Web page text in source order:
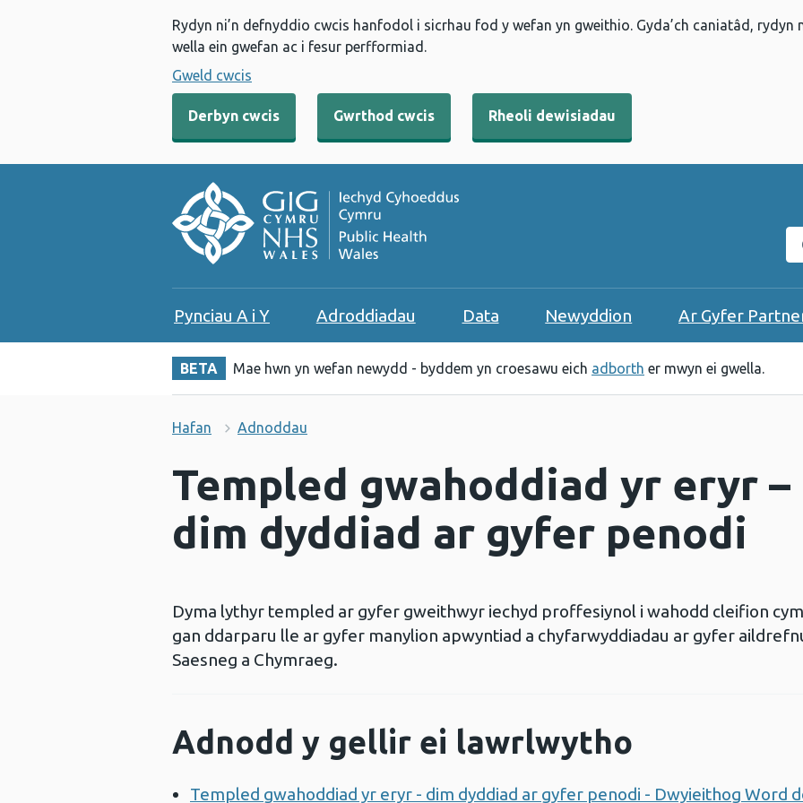
Rydyn ni’n defnyddio cwcis hanfodol i sicrhau fod y wefan yn gweithio. Gyda’ch caniatâd,
wella ein gwefan ac i fesur perfformiad.
Gweld cwcis
Derbyn cwcis Gwrthod cwcis Rheoli dewisiadau
Pynciau A i Y Adroddiadau Data Newyddion Ar Gyfer
BETA Mae hwn yn wefan newydd - byddem yn croesawu eich adborth er mwyn ei gwella.
Hafan Adnoddau
Templed gwahoddiad yr eryr –
dim dyddiad ar gyfer penodi
Dyma lythyr templed ar gyfer gweithwyr iechyd proffesiynol i wahodd cleifion
gan ddarparu lle ar gyfer manylion apwyntiad a chyfarwyddiadau ar gyfer
Saesneg a Chymraeg.
Adnodd y gellir ei lawrlwytho
Templed gwahoddiad yr eryr - dim dyddiad ar gyfer penodi - Dwyieithog Word